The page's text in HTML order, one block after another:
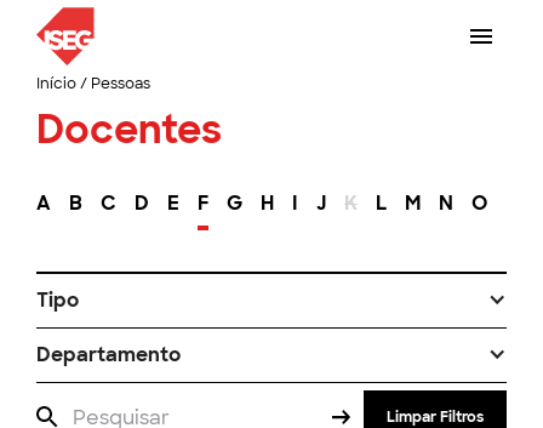
Início/ Pessoas
Docentes
A B C D E F G H I J K L M N O
Tipo
Departamento
Limpar Filtros